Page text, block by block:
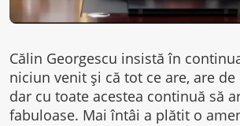
Călin Georgescu insistă în
niciun venit și că tot ce are, are de
dar cu toate acestea continuă să
fabuloase. Mai întâi a plătit o